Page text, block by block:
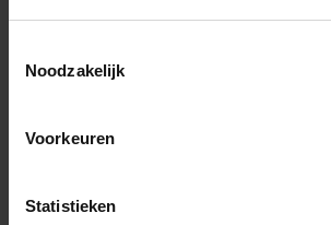
Noodzakelijk
Voorkeuren
Statistieken
Wat zijn de kosten voor het ´´Auto
niet wil?
advertentieprijs zitten?